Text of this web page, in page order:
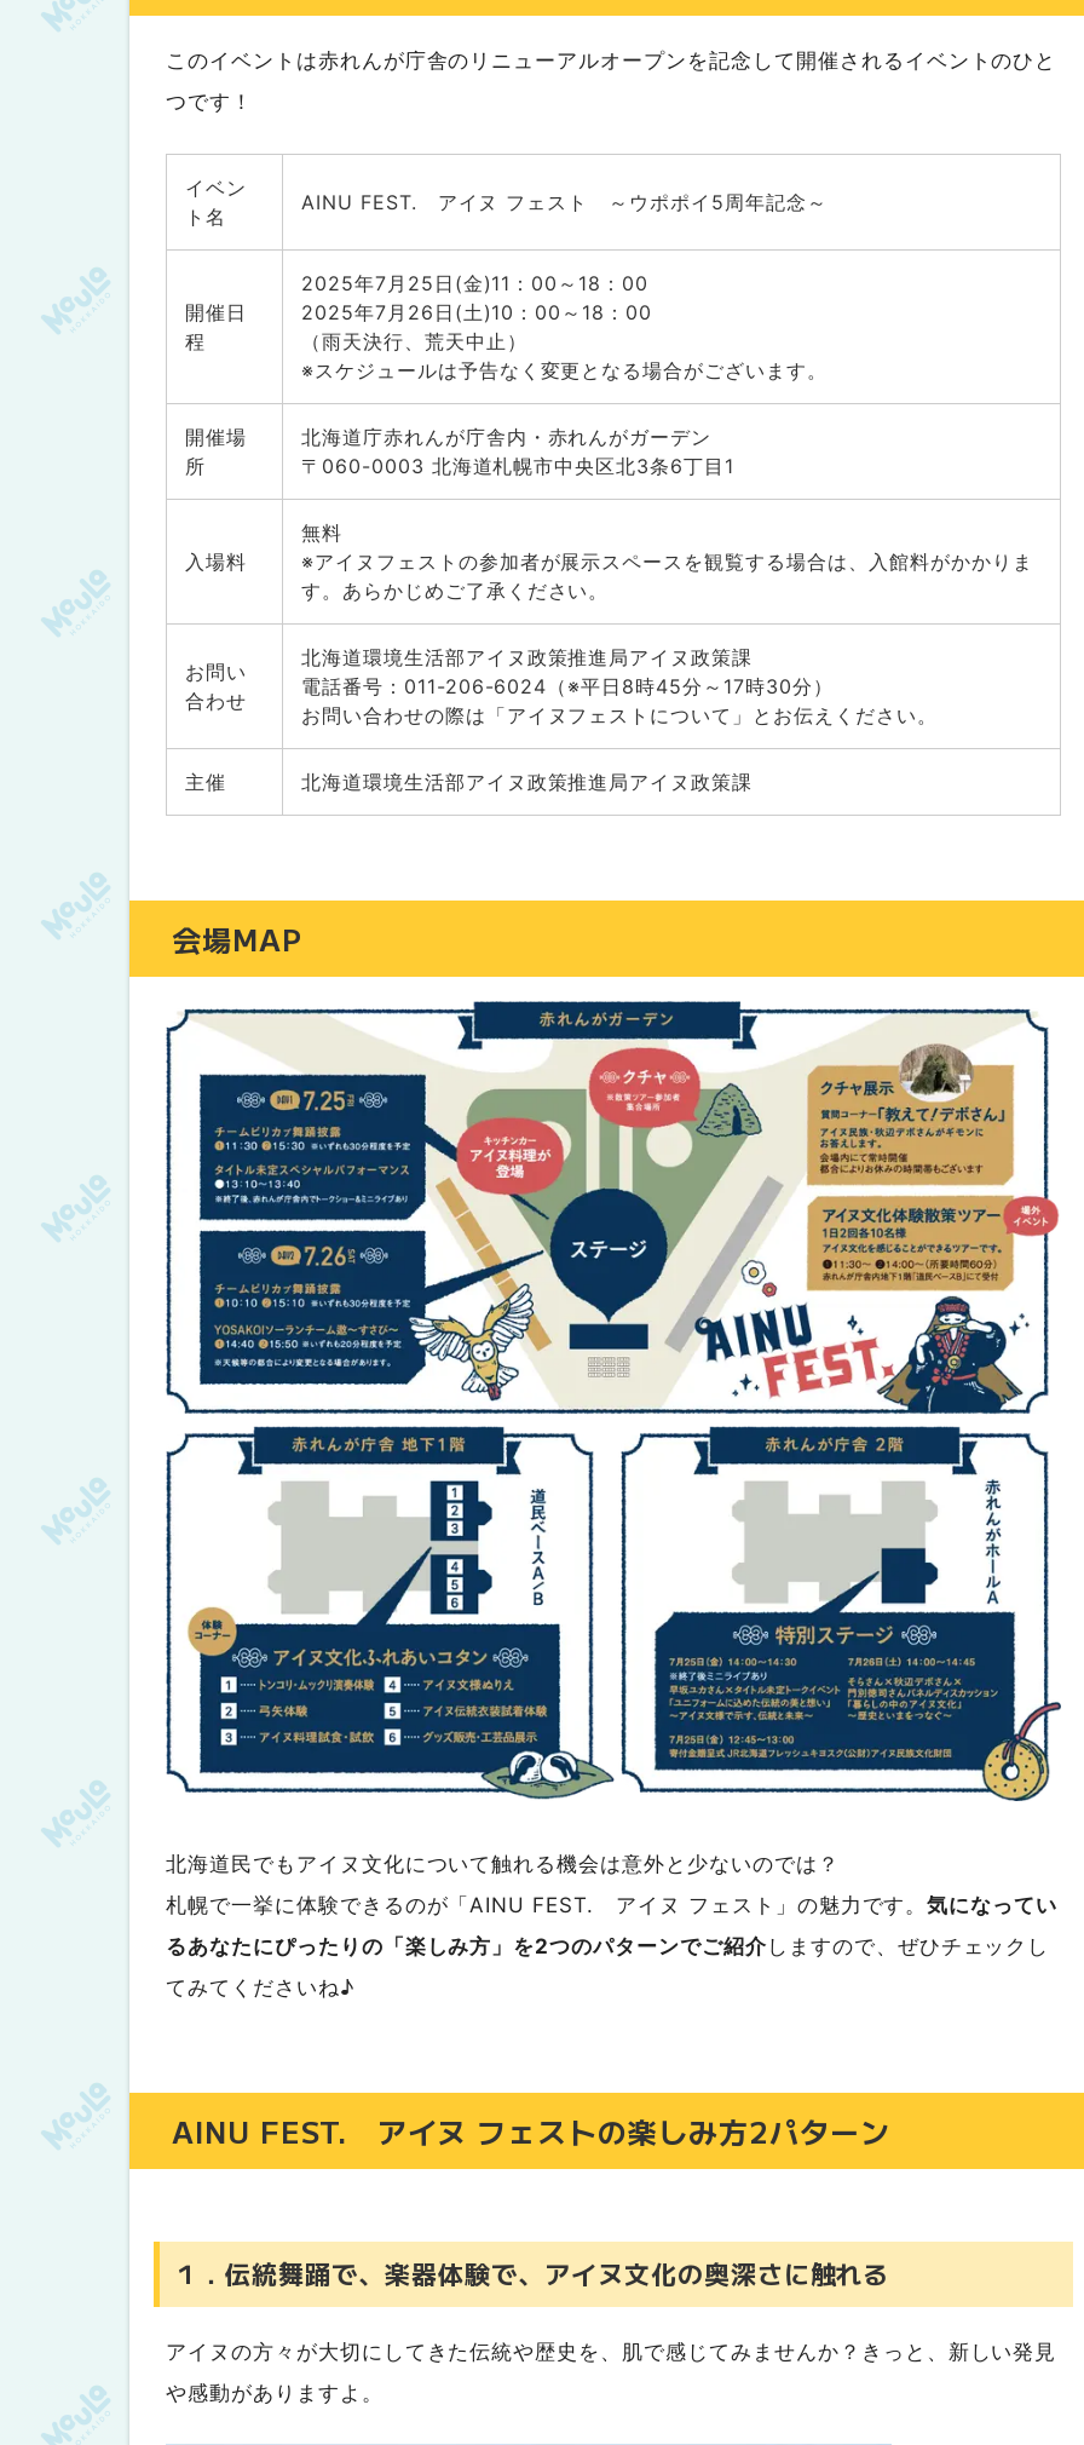
このイベントは赤れんが庁舎のリニューアルオープンを記念して開催されるイベントのひと
つです！
イベン
ト名
AINU FEST. アイヌ フェスト ～ウポポイ5周年記念～
開催日
程
2025年7月25日(金)11：00～18：00
2025年7月26日(土)10：00～18：00
（雨天決行、荒天中止）
※スケジュールは予告なく変更となる場合がございます。
開催場
所
北海道庁赤れんが庁舎内・赤れんがガーデン
〒060-0003 北海道札幌市中央区北3条6丁目1
入場料
無料
※アイヌフェストの参加者が展示スペースを観覧する場合は、入館料がかかりま
す。あらかじめご了承ください。
お問い
合わせ
北海道環境生活部アイヌ政策推進局アイヌ政策課
電話番号：011-206-6024（※平日8時45分～17時30分）
お問い合わせの際は「アイヌフェストについて」とお伝えください。
主催 北海道環境生活部アイヌ政策推進局アイヌ政策課
会場MAP
北海道民でもアイヌ文化について触れる機会は意外と少ないのでは？
札幌で一挙に体験できるのが「AINU FEST. アイヌ フェスト」の魅力です。気になってい
るあなたにぴったりの「楽しみ方」を2つのパターンでご紹介しますので、ぜひチェックし
てみてくださいね♪
AINU FEST. アイヌ フェストの楽しみ方2パターン
１．伝統舞踊で、楽器体験で、アイヌ文化の奥深さに触れる
アイヌの方々が大切にしてきた伝統や歴史を、肌で感じてみませんか？きっと、新しい発見
や感動がありますよ。